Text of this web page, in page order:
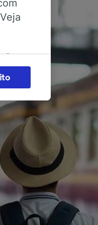
para
e não